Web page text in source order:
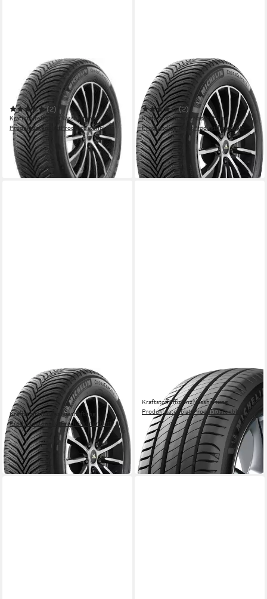
MICHELIN
Ganzjahresreifen Cross
Climate 2 XL VOL
(2)
Kraftstoffeffizienz
Produktdatenblatt
Nasshaftung
Produktdatenblatt
299,99 € UVP319,99 €
-6%
in 4-5 Werktagen bei dir
MICHELIN
Ganzjahresreifen
CROSSCLIMATE 2 XL
(2)
Kraftstoffeffizienz
Produktdatenblatt
Nasshaftung
Produktdatenblatt
ab 339,00 € UVP 356,99 €
-5%
in 4-5 Werktagen bei dir
MICHELIN
Ganzjahresreifen
CROSSCLIMATE 2
Kraftstoffeffizienz
Produktdatenblatt
Nasshaftung
Produktdatenblatt
339,00 € UVP359,99 €
-6%
in 4-5 Werktagen bei dir
Sommerreifen MICHELIN
Kraftstoffeffizienz
Produktdatenblatt
Nasshaftung
Produktdatenblatt
ab 162,99 €
in 4-5 Werktagen bei dir